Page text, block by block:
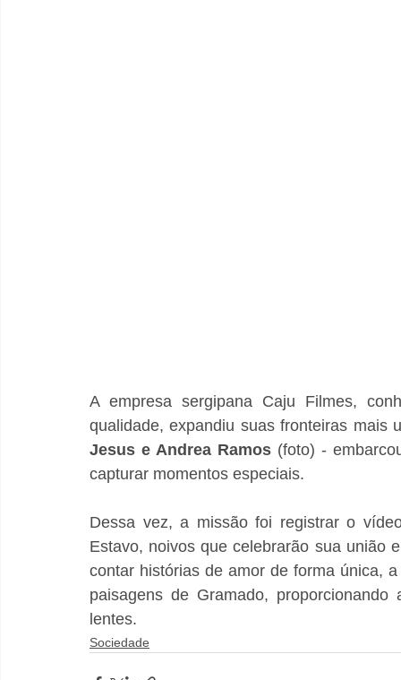
A empresa sergipana Caju Filmes,
qualidade, expandiu suas fronteiras
Jesus e Andrea Ramos (foto) -
capturar momentos especiais.
Dessa vez, a missão foi registrar o
Estavo, noivos que celebrarão sua união
contar histórias de amor de forma única,
paisagens de Gramado,
lentes.
Sociedade